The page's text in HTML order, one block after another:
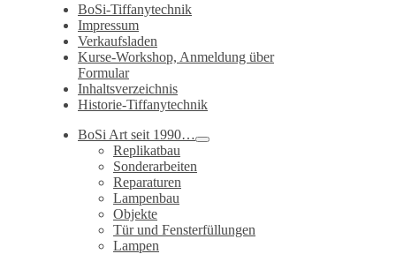
BoSi-Tiffanytechnik
Impressum
Verkaufsladen
Kurse-Workshop, Anmeldung über
Formular
Inhaltsverzeichnis
Historie-Tiffanytechnik
BoSi Art seit 1990…
Replikatbau
Sonderarbeiten
Reparaturen
Lampenbau
Objekte
Tür und Fensterfüllungen
Lampen